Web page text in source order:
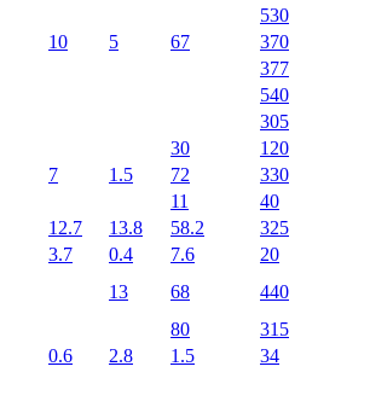
530
10 5 67
370
377
540
305
30
120
7 1.5 72
330
11
40
12.7 13.8 58.2
325
3.7 0.4 7.6
20
13 68
440
80
315
0.6 2.8 1.5 34